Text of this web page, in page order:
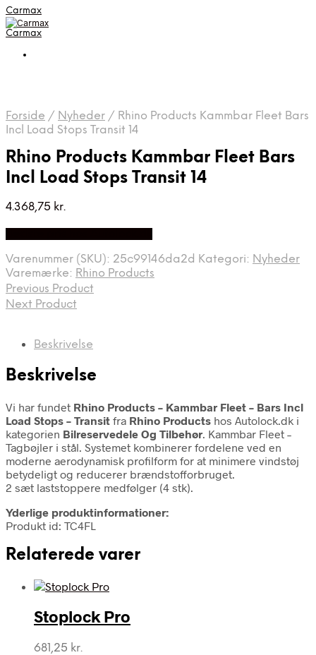
Carmax
Carmax
Forside / Nyheder / Rhino Products Kammbar Fleet Bars
Incl Load Stops Transit 14
Rhino Products Kammbar Fleet Bars
Incl Load Stops Transit 14
4.368,75 kr.
Varenummer (SKU): 25c99146da2d Kategori: Nyheder
Varemærke: Rhino Products
Previous Product
Next Product
Beskrivelse
Beskrivelse
Vi har fundet Rhino Products – Kammbar Fleet – Bars Incl
Load Stops – Transit fra Rhino Products hos Autolock.dk i
kategorien Bilreservedele Og Tilbehør. Kammbar Fleet –
Tagbøjler i stål. Systemet kombinerer fordelene ved en
moderne aerodynamisk profilform for at minimere vindstøj
betydeligt og reducerer brændstofforbruget.
2 sæt laststoppere medfølger (4 stk).
Yderlige produktinformationer:
Produkt id: TC4FL
Relaterede varer
Stoplock Pro
681,25 kr.